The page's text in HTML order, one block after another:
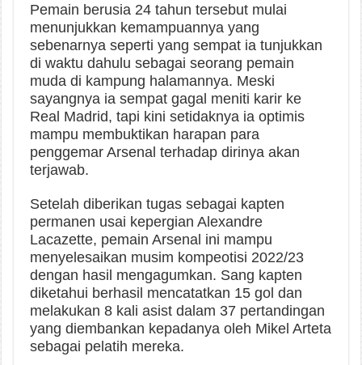
Pemain berusia 24 tahun tersebut mulai
menunjukkan kemampuannya yang
sebenarnya seperti yang sempat ia tunjukkan
di waktu dahulu sebagai seorang pemain
muda di kampung halamannya. Meski
sayangnya ia sempat gagal meniti karir ke
Real Madrid, tapi kini setidaknya ia optimis
mampu membuktikan harapan para
penggemar Arsenal terhadap dirinya akan
terjawab.
Setelah diberikan tugas sebagai kapten
permanen usai kepergian Alexandre
Lacazette, pemain Arsenal ini mampu
menyelesaikan musim kompeotisi 2022/23
dengan hasil mengagumkan. Sang kapten
diketahui berhasil mencatatkan 15 gol dan
melakukan 8 kali asist dalam 37 pertandingan
yang diembankan kepadanya oleh Mikel Arteta
sebagai pelatih mereka.